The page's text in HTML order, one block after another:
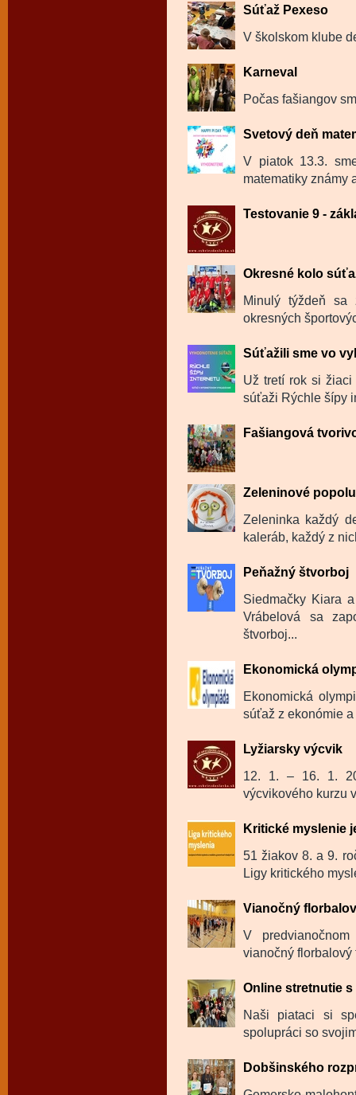
Súťaž Pexeso
V školskom klube
Karneval
Počas fašiangov
Svetový deň
V piatok 13.3.
matematiky známy
Testovanie 9 -
Okresné kolo
Minulý týždeň sa
okresných
Súťažili sme vo
Už tretí rok si
súťaži Rýchle šípy
Fašiangová
Zeleninové
Zeleninka každý
kaleráb, každý z
Peňažný štvorboj
Siedmačky Kiara
Vrábelová sa
štvorboj...
Ekonomická
Ekonomická
súťaž z ekonómie
Lyžiarsky výcvik
12. 1. – 16. 1.
výcvikového kurzu
Kritické myslenie
51 žiakov 8. a 9.
Ligy kritického
Vianočný
V
vianočný florbalový
Online stretnutie
Naši piataci si
spolupráci so
Dobšinského